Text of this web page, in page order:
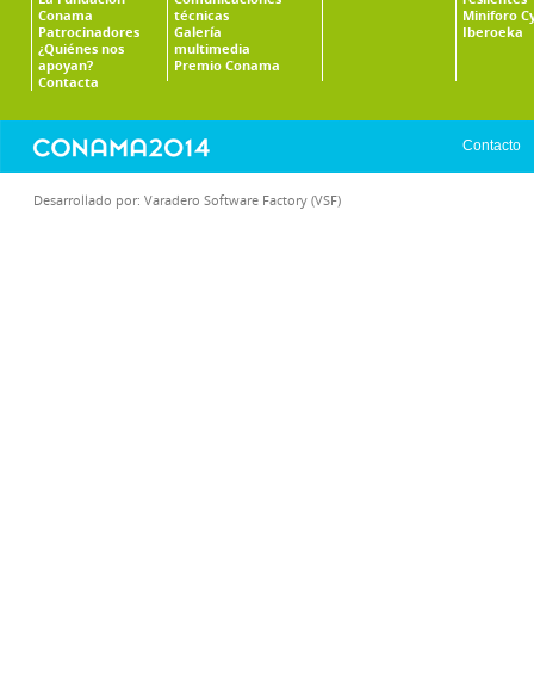
Conama
Patrocinadores
¿Quiénes nos
apoyan?
Contacta
técnicas
Galería
multimedia
Premio Conama
Miniforo
Iberoeka
Contacto
Desarrollado por: Varadero Software Factory (VSF)